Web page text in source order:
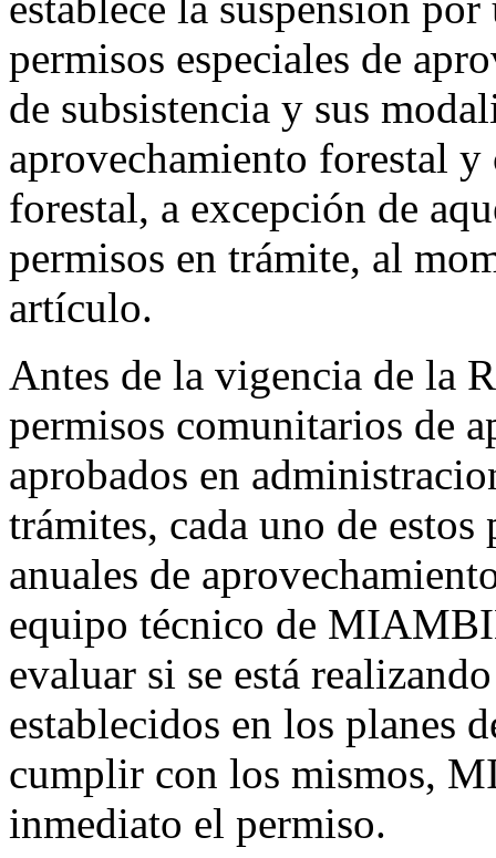
permisos especiales de
de subsistencia y sus
aprovechamiento forestal y
forestal, a excepción de
permisos en trámite, al
artículo.
Antes de la vigencia de la
permisos comunitarios de
aprobados en
trámites, cada uno de
anuales de
equipo técnico de
evaluar si se está
establecidos en los planes
cumplir con los mismos,
inmediato el permiso.